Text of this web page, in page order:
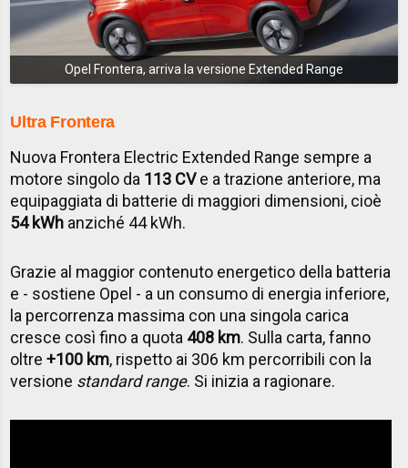
Opel Frontera, arriva la versione Extended Range
Ultra Frontera
Nuova Frontera Electric Extended Range sempre a
motore singolo da 113 CVe a trazione anteriore, ma
equipaggiata di batterie di maggiori dimensioni, cioè
54 kWh anziché 44 kWh.
Grazie al maggior contenuto energetico della batteria
e - sostiene Opel - a un consumo di energia inferiore,
la percorrenza massima con una singola carica
cresce così fino a quota 408 km. Sulla carta, fanno
oltre+100 km, rispetto ai 306 km percorribili con la
versione standard range. Si inizia a ragionare.